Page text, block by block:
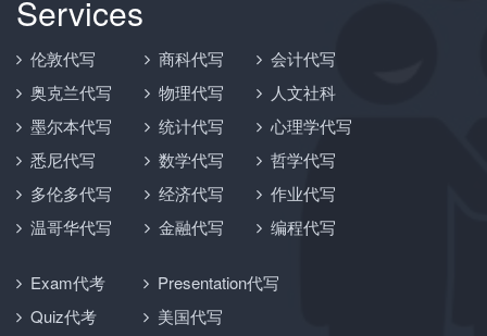
Services
伦敦代写
奥克兰代写
墨尔本代写
悉尼代写
多伦多代写
温哥华代写
商科代写
物理代写
统计代写
数学代写
经济代写
金融代写
会计代写
人文社科
心理学代写
哲学代写
作业代写
编程代写
Exam代考
Quiz代考
Presentation代写
美国代写